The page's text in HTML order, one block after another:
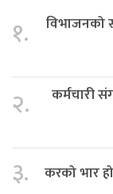
१.
विभाजनको
२.
कर्मचारी
३. करको भार